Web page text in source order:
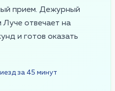
прием. Дежурный
Луче отвечает на
и готов оказать
за 45 минут